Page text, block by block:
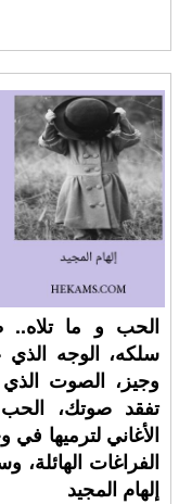
الحب و ما تلاه..
سلكه، الوجه الذي
وجيز، الصوت
تفقد صوتك،
الأغاني لترميها
الفراغات
إلهام المجيد